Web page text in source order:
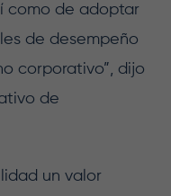
como de adoptar
de desempeño
corporativo”, dijo
de
un valor